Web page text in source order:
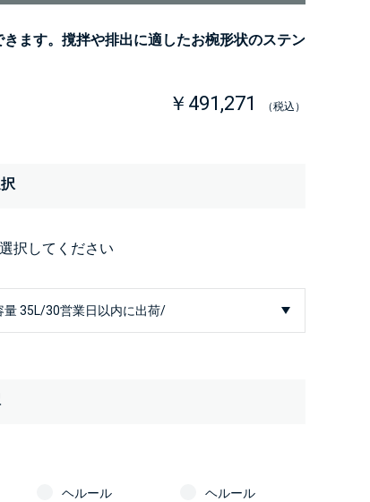
ます。撹拌や排出に適したお椀形状のステン
￥491,271 （税込）
択してください
ヘルール ヘルール